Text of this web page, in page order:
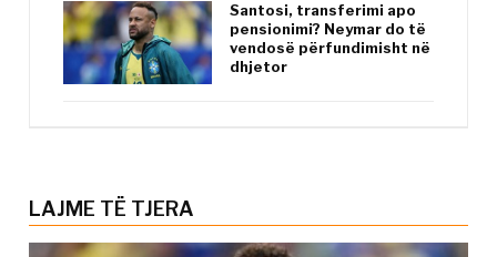
Santosi, transferimi apo
pensionimi? Neymar do të
vendosë përfundimisht në
dhjetor
LAJME TË TJERA